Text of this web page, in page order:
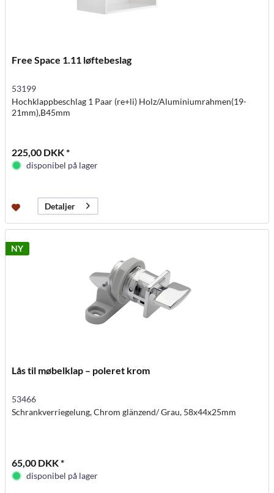
Free Space 1.11 løftebeslag
53199
Hochklappbeschlag 1 Paar (re+li) Holz/Aluminiumrahmen(19-
21mm),B45mm
225,00 DKK *
disponibel på lager
Detaljer
NY
Lås til møbelklap – poleret krom
53466
Schrankverriegelung, Chrom glänzend/ Grau, 58x44x25mm
65,00 DKK *
disponibel på lager